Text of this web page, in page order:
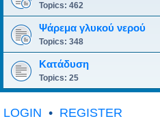
Topics: 462
Ψάρεμα γλυκού νερού
Topics: 348
Κατάδυση
Topics: 25
LOGIN • REGISTER